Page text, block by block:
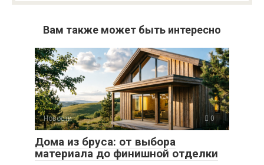
Вам также может быть интересно
Новости 0
Дома из бруса: от выбора
материала до финишной отделки